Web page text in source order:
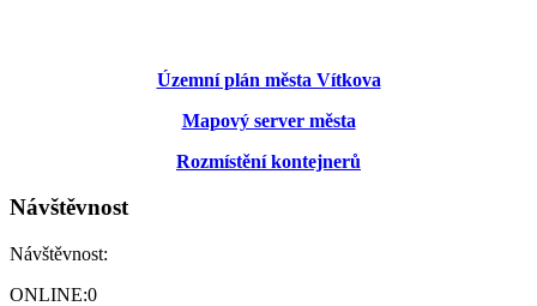
Územní plán města Vítkova
Mapový server města
Rozmístění kontejnerů
Návštěvnost
Návštěvnost:
ONLINE:0